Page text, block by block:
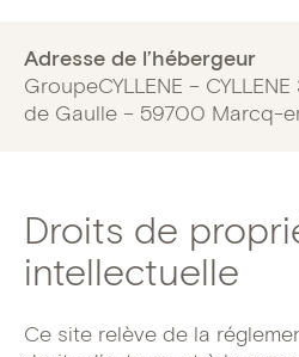
Adresse de l’hébergeur
GroupeCYLLENE –
de Gaulle – 59700 Marcq-
Droits de
intellectuelle
Ce site relève de la